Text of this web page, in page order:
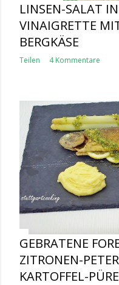
LINSEN-SALAT
VINAIGRETTE
BERGKÄSE
Teilen 4 Kommentare
GEBRATENE
ZITRONEN-
KARTOFFEL-